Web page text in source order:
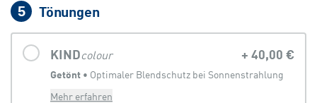
5 Tönungen
KINDcolour +40,00 €
Getönt • Optimaler Blendschutz bei Sonnenstrahlung
Mehr erfahren